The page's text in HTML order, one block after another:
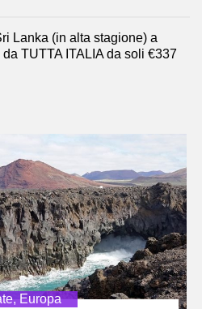
Lanka (in alta stagione) a
TUTTA ITALIA da soli €337
,Europa